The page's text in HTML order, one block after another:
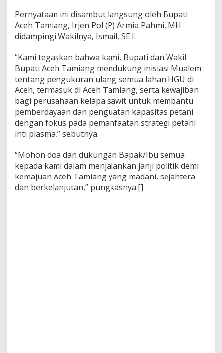
Pernyataan ini disambut langsung oleh Bupati
Aceh Tamiang, Irjen Pol (P) Armia Pahmi, MH
didampingi Wakilnya, Ismail, SE.I.
“Kami tegaskan bahwa kami, Bupati dan Wakil
Bupati Aceh Tamiang mendukung inisiasi Mualem
tentang pengukuran ulang semua lahan HGU di
Aceh, termasuk di Aceh Tamiang, serta kewajiban
bagi perusahaan kelapa sawit untuk membantu
pemberdayaan dan penguatan kapasitas petani
dengan fokus pada pemanfaatan strategi petani
inti plasma,” sebutnya.
“Mohon doa dan dukungan Bapak/Ibu semua
kepada kami dalam menjalankan janji politik demi
kemajuan Aceh Tamiang yang madani, sejahtera
dan berkelanjutan,” pungkasnya.[]